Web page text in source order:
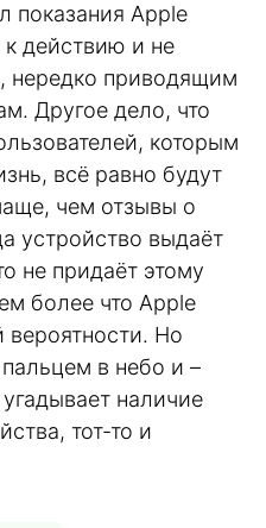
показания Apple
к действию и не
нередко приводящим
Другое дело, что
которым
всё равно будут
чем отзывы о
устройство выдаёт
не придаёт этому
более что Apple
вероятности. Но
в небо и –
наличие
тот-то и